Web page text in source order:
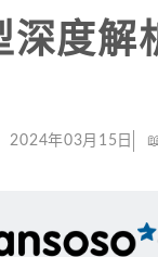
深度解
2024年03月15日